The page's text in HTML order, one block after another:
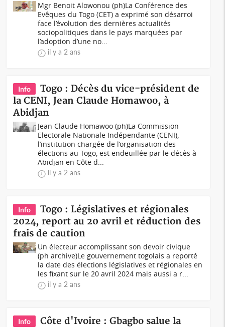
Mgr Benoit Alowonou (ph)La Conférence des
Evêques du Togo (CET) a exprimé son désarroi
face l’évolution des dernières actualités
sociopolitiques dans le pays marquées par
l’adoption d’une no...
il y a 2 ans
Info
Togo : Décès du vice-président de
la CENI, Jean Claude Homawoo, à
Abidjan
Jean Claude Homawoo (ph)La Commission
Electorale Nationale Indépendante (CENI),
l’institution chargée de l’organisation des
élections au Togo, est endeuillée par le décès à
Abidjan en Côte d...
il y a 2 ans
Info
Togo : Législatives et régionales
2024, report au 20 avril et réduction des
frais de caution
Un électeur accomplissant son devoir civique
(ph archive)Le gouvernement togolais a reporté
la date des élections législatives et régionales en
les fixant sur le 20 avril 2024 mais aussi a r...
il y a 2 ans
Info
Côte d'Ivoire : Gbagbo salue la